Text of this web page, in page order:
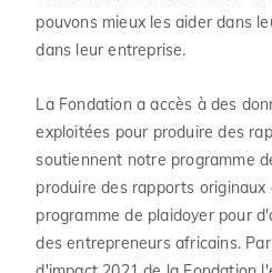
pouvons mieux les aider dans
dans leur entreprise.
La Fondation a accès à des
exploitées pour produire des
soutiennent notre programme
produire des rapports
programme de plaidoyer pour
des entrepreneurs africains.